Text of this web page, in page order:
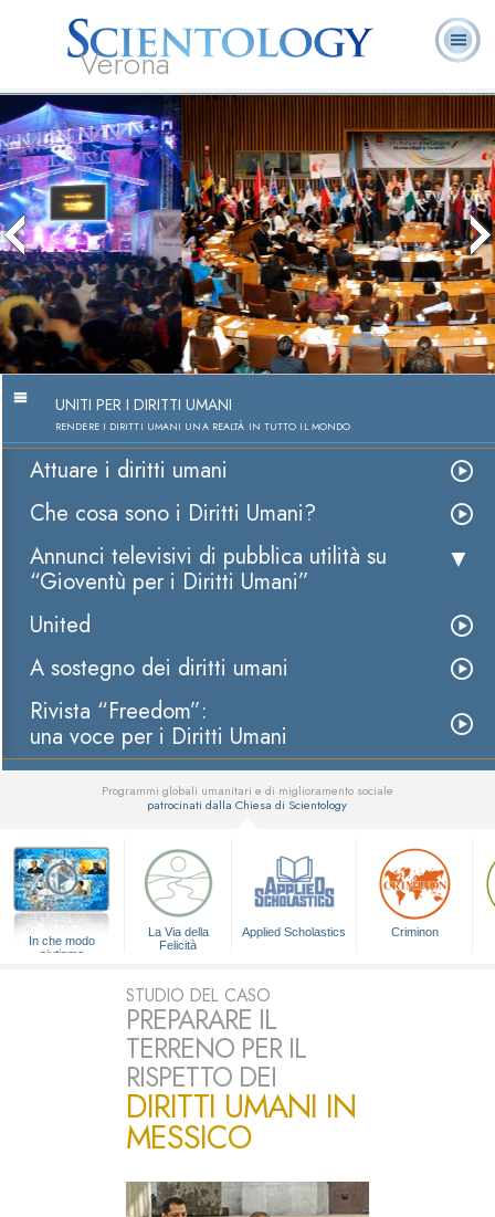
Verona
L. Ron Hubbard:
Fondatore
Che cos’è
Scientology?
Ministri
Domande
Attuare i Diritti Umani
Guarda i video
UNITI PER I DIRITTI UMANI
RENDERE I DIRITTI UMANI UNA REALTÀ IN TUTTO IL MONDO
Attuare i diritti umani
Che cosa sono i Diritti Umani?
Annunci televisivi di pubblica utilità su
“Gioventù per i Diritti Umani”
United
A sostegno dei diritti umani
Rivista “Freedom”:
una voce per i Diritti Umani
Programmi globali umanitari e di miglioramento sociale
patrocinati dalla Chiesa di Scientology
In che modo
aiutiamo
La Via della
Felicità
Applied Scholastics Criminon
STUDIO DEL CASO
PREPARARE IL
TERRENO PER IL
RISPETTO DEI
DIRITTI UMANI IN
MESSICO